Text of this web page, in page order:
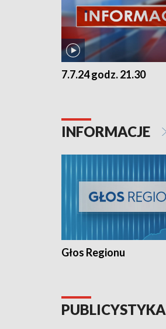
7.7.24 godz. 21.30
INFORMACJE
Głos Regionu
PUBLICYSTYKA